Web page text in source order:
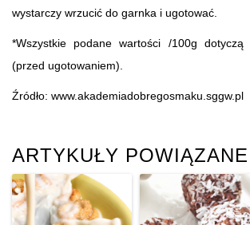
wystarczy wrzucić do garnka i ugotować.
*Wszystkie podane wartości /100g dotyczą
(przed ugotowaniem).
Źródło: www.akademiadobregosmaku.sggw.pl
ARTYKUŁY POWIĄZANE